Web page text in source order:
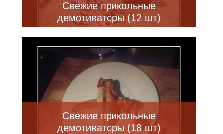
Свежие прикольные
демотиваторы (12 шт)
Свежие прикольные
демотиваторы (18 шт)